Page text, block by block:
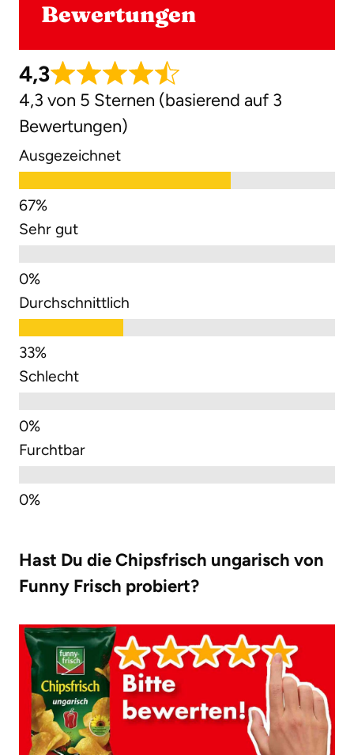
Bewertungen
4,3
4,3 von 5 Sternen (basierend auf 3
Bewertungen)
Ausgezeichnet
Sehr gut
Durchschnittlich
Schlecht
Furchtbar
Hast Du die Chipsfrisch ungarisch von
Funny Frisch probiert?